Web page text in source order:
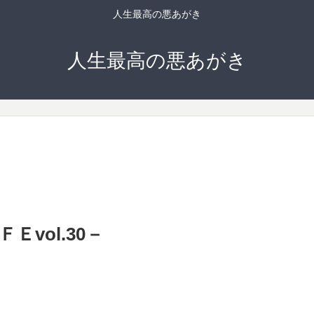
人生最高の悪あがき
人生最高の悪あがき
Ｅvol.30－